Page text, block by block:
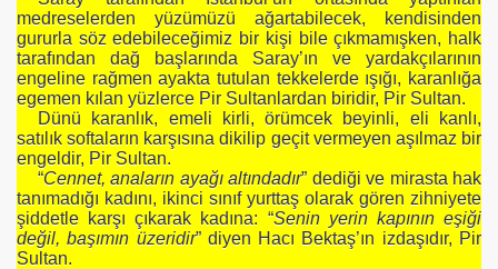
medreselerden yüzümüzü ağartabilecek, kendisinden
gururla söz edebileceğimiz bir kişi bile çıkmamışken, halk
tarafından dağ başlarında Saray’ın ve yardakçılarının
engeline rağmen ayakta tutulan tekkelerde ışığı, karanlığa
egemen kılan yüzlerce Pir Sultanlardan biridir, Pir Sultan.
Dünü karanlık, emeli kirli, örümcek beyinli, eli kanlı,
satılık softaların karşısına dikilip geçit vermeyen aşılmaz bir
engeldir, Pir Sultan.
“Cennet, anaların ayağı altındadır” dediği ve mirasta hak
tanımadığı kadını, ikinci sınıf yurttaş olarak gören zihniyete
şiddetle karşı çıkarak kadına: “Senin yerin kapının eşiği
değil, başımın üzeridir” diyen Hacı Bektaş’ın izdaşıdır, Pir
Sultan.